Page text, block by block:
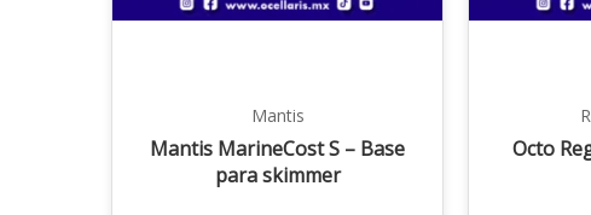
Mantis
Mantis MarineCost S – Base
para skimmer
Octo